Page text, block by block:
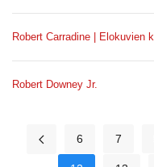
Robert Carradine | Elokuvien
Robert Downey Jr.
6 7